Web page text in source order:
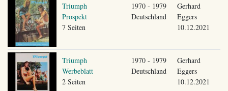
Triumph
Prospekt
7 Seiten
1970 - 1979
Deutschland
Gerhard
Eggers
10.12.2021
Triumph
Werbeblatt
2 Seiten
1970 - 1979
Deutschland
Gerhard
Eggers
10.12.2021